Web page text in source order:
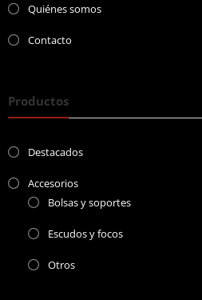
Quiénes somos
Contacto
Productos
Destacados
Accesorios
Bolsas y soportes
Escudos y focos
Otros